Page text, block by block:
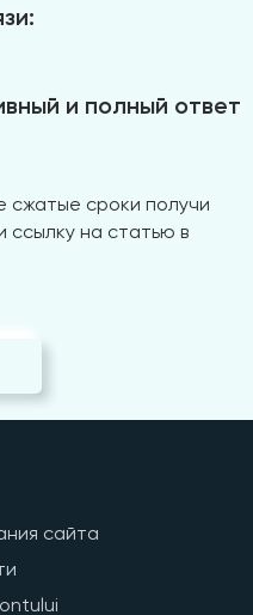
и полный ответ
сжатые сроки получи
ссылку на статью в
сайта